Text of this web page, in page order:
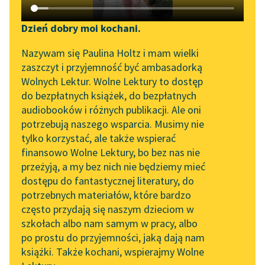
Katalog DAISY
Podkasty o książkach
Zgłoś brak utworu
Aktualności
Spotkanie z Katarzyną
Tunkiel w Oslo
Wolne Lektury na 32.
Pol’and’Rock Festivalu
„Kochanek Lady
Chatterley” do słuchania
na Wolnych Lekturach
Nowy audiobook –
„Marzenie o Oriencie”
Sophie Elkan
Kolekcja Nadwyraz.com x
Narzędzia
Mapa Wolnych Lektur
Leśmianator
Przewodnik dla piszących i
czytających
API
OAI-PMH
Widget Wolnych Lektur
Przypisy
Dzień dobry moi kochani.
Nazywam się Paulina Holtz i mam wielki
zaszczyt i przyjemność być ambasadorką
Wolnych Lektur. Wolne Lektury to dostęp
do bezpłatnych książek, do bezpłatnych
audiobooków i różnych publikacji. Ale oni
potrzebują naszego wsparcia. Musimy nie
tylko korzystać, ale także wspierać
finansowo Wolne Lektury, bo bez nas nie
przeżyją, a my bez nich nie będziemy mieć
dostępu do fantastycznej literatury, do
potrzebnych materiałów, które bardzo
często przydają się naszym dzieciom w
szkołach albo nam samym w pracy, albo
po prostu do przyjemności, jaką dają nam
książki. Także kochani, wspierajmy Wolne
Kornel Makuszyński
Ewy
Smętne te historie
powtarzały się kilka
razy do roku i gdyby
nie owe dni chmurne...
Czytaj więcej
Motyw: Zabawa